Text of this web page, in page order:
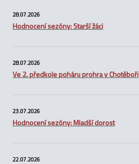
28.07.2026
Hodnocení sezóny: Starší žáci
28.07.2026
Ve 2. předkole poháru prohra v Chotěboři
23.07.2026
Hodnocení sezóny: Mladší dorost
22.07.2026